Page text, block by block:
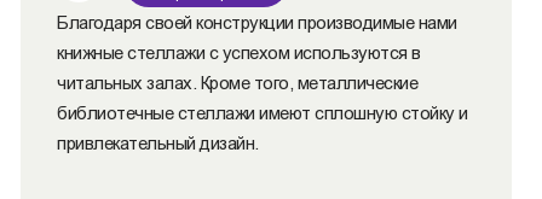
Благодаря своей конструкции производимые нами
книжные стеллажи с успехом используются в
читальных залах. Кроме того, металлические
библиотечные стеллажи имеют сплошную стойку и
привлекательный дизайн.